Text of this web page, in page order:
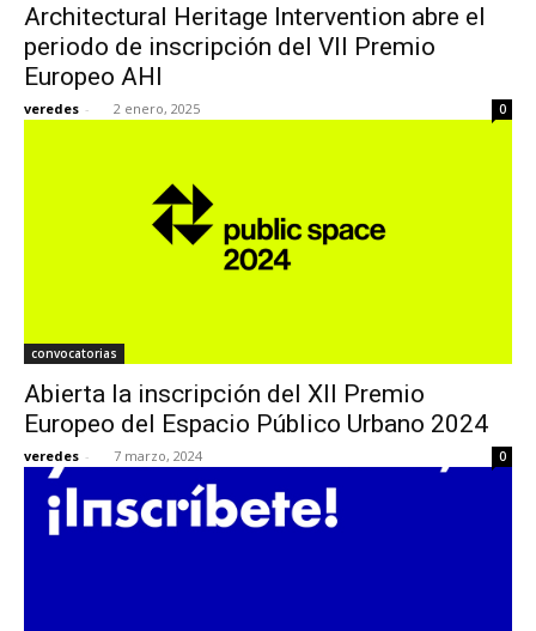
Architectural Heritage Intervention abre el
periodo de inscripción del VII Premio
Europeo AHI
veredes - 2 enero, 2025 0
convocatorias
Abierta la inscripción del XII Premio
Europeo del Espacio Público Urbano 2024
veredes - 7 marzo, 2024 0